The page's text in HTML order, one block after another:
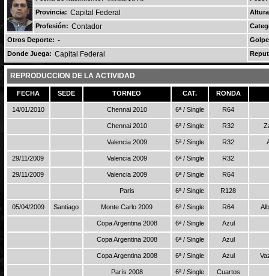
Provincia: Capital Federal
Profesión: Contador
Otros Deporte: -
Donde Juega: Capital Federal
REPRODUCCION DE LA ACTIVIDAD
FECHA SEDE TORNEO CAT. RONDA
14/01/2010 Chennai 2010 6ª / Single R64
Chennai 2010 6ª / Single R32
Valencia 2009 5ª / Single R32
29/11/2009 Valencia 2009 6ª / Single R32
29/11/2009 Valencia 2009 6ª / Single R64
Paris 6ª / Single R128
05/04/2009 Santiago Monte Carlo 2009 6ª / Single R64
Copa Argentina 2008 6ª / Single Azul
Copa Argentina 2008 6ª / Single Azul
Copa Argentina 2008 6ª / Single Azul
París 2008 6ª / Single Cuartos